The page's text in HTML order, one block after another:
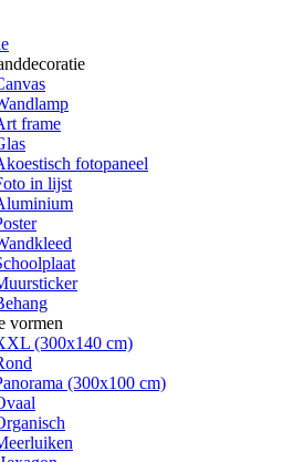
frame
fotopaneel
in lijst
vormen
(300x140 cm)
(300x100 cm)